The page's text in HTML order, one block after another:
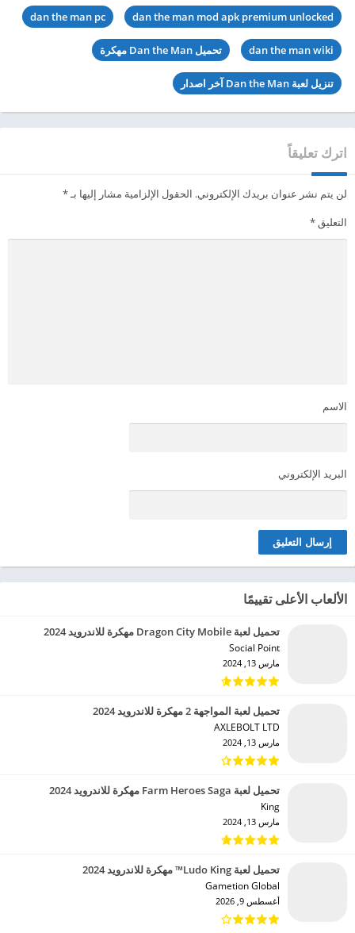
dan the man mod apk premium unlocked
dan the man pc
dan the man wiki تحميل Dan the Man مهكرة
تنزيل لعبة Dan the Man آخر اصدار
اترك تعليقاً
لن يتم نشر عنوان بريدك الإلكتروني. الحقول الإلزامية مشار إليها بـ*
التعليق*
الاسم
البريد الإلكتروني
الألعاب الأعلى تقييمًا
تحميل لعبة Dragon City Mobile مهكرة للاندرويد 2024
Social Point‏
مارس 13, 2024
تحميل لعبة المواجهة 2 مهكرة للاندرويد 2024
AXLEBOLT LTD‏
مارس 13, 2024
تحميل لعبة Farm Heroes Saga مهكرة للاندرويد 2024
King‏
مارس 13, 2024
تحميل لعبة Ludo King™ مهكرة للاندرويد 2024
Gametion Global‏
أغسطس 9, 2026